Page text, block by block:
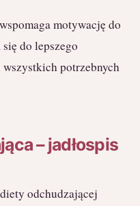
motywację do
do lepszego
potrzebnych
– jadłospis
odchudzającej